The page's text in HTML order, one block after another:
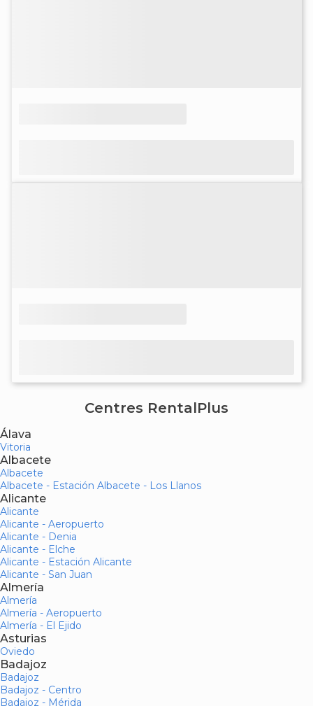
Centres RentalPlus
Álava
Vitoria
Albacete
Albacete
Albacete - Estación Albacete - Los Llanos
Alicante
Alicante
Alicante - Aeropuerto
Alicante - Denia
Alicante - Elche
Alicante - Estación Alicante
Alicante - San Juan
Almería
Almería
Almería - Aeropuerto
Almería - El Ejido
Asturias
Oviedo
Badajoz
Badajoz
Badajoz - Centro
Badajoz - Mérida